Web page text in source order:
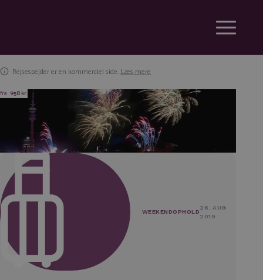
Rejsespejder er en kommerciel side. Læs mere
fra 958 kr.
WEEKENDOPHOLD
26. AUG
2019